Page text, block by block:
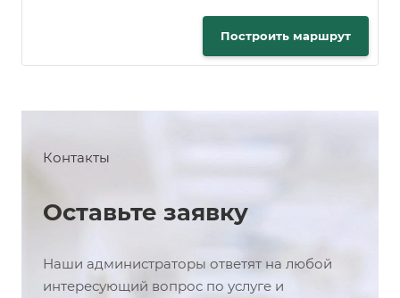
Построить маршрут
Контакты
Оставьте заявку
Наши администраторы ответят на любой
интересующий вопрос по услуге и